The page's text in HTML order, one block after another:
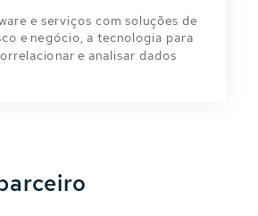
e serviços com soluções de
e negócio, a tecnologia para
e analisar dados